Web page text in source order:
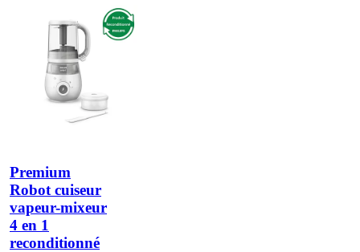
Premium
Robot cuiseur
vapeur-mixeur
4 en 1
reconditionné